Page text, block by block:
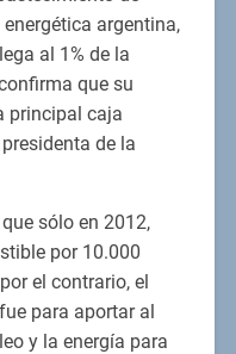
argentina,
al 1% de la
que su
principal caja
de la
sólo en 2012,
por 10.000
el contrario, el
para aportar al
y la energía para